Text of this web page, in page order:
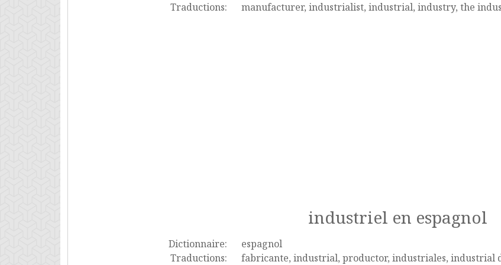
Traductions:
manufacturer, industrialist, industrial, industry, the
industriel en espagnol
Dictionnaire:
espagnol
Traductions:
fabricante, industrial, productor, industriales, industrial